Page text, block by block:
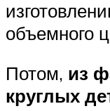
объемного
Потом, из
круглых